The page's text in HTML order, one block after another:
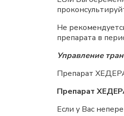
Не
препарата в
Управление
Препарат
Препарат
Если у Вас